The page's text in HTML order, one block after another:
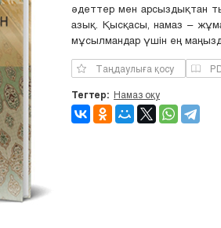
әдеттер мен арсыздықтан
азық. Қысқасы, намаз –
мұсылмандар үшін ең
Таңдаулыға қосу
Тегтер: Намаз оқу